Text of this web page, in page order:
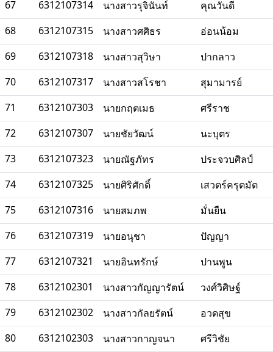
67
6312107314 นางสาวรุจินันท์
คุณวันดี
68
6312107315 นางสาวศศิธร
อ่อนน้อม
69
6312107318 นางสาวสุวิษา
ปากลาว
70
6312107317 นางสาวสโรชา
สุมามารย์
71
6312107303 นายกฤตเมธ
ศรีราช
72
6312107307 นายชัยวัฒน์
นะบุตร
73
6312107323 นายณัฐภัทร
ประจวบศิลป์
74
6312107325 นายศิริศักดิ์
เสวตร์ครุตมัต
75
6312107316 นายสมภพ
มั่นยืน
76
6312107319 นายอนุชา
ปัญญา
77
6312107321 นายอินทรักษ์
ปานพูน
78
6312102301 นางสาวกัญญารัตน์
วงศ์วิศิษฐ์
79
6312102302 นางสาวกัลยรัตน์
อวดสุข
80
6312102303 นางสาวกาญจนา ศรีวิชัย